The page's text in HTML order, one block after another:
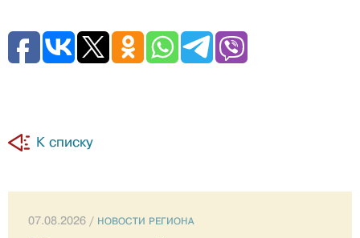
К списку
07.08.2026 / НОВОСТИ РЕГИОНА